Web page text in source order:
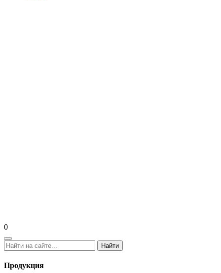
0
Найти
Продукция